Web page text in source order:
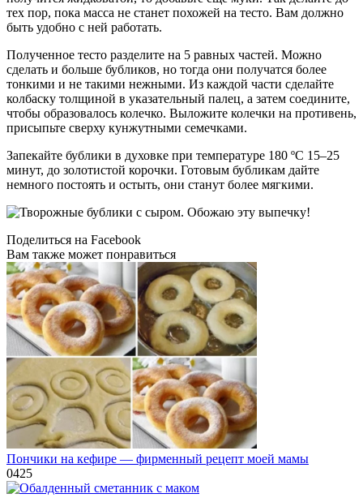
тех пор, пока масса не станет похожей на тесто. Вам должно
быть удобно с ней работать.
Полученное тесто разделите на 5 равных частей. Можно
сделать и больше бубликов, но тогда они получатся более
тонкими и не такими нежными. Из каждой части сделайте
колбаску толщиной в указательный палец, а затем соедините,
чтобы образовалось колечко. Выложите колечки на противень,
присыпьте сверху кунжутными семечками.
Запекайте бублики в духовке при температуре 180 ºC 15–25
минут, до золотистой корочки. Готовым бубликам дайте
немного постоять и остыть, они станут более мягкими.
Поделиться на Facebook
Вам также может понравиться
Пончики на кефире — фирменный рецепт моей мамы
0425